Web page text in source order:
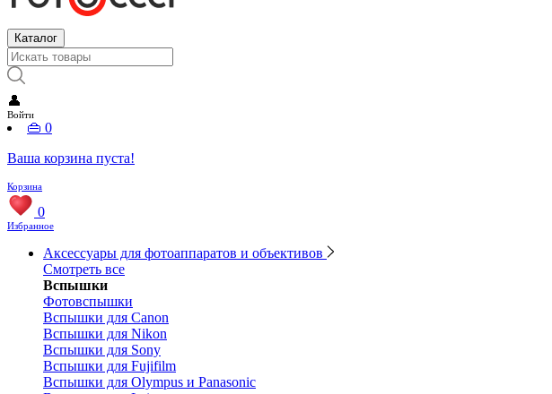
Каталог
👤
Войти
👜 0
Ваша корзина пуста!
Корзина
0
Избранное
Аксессуары для фотоаппаратов и объективов
Смотреть все
Вспышки
Фотовспышки
Вспышки для Canon
Вспышки для Nikon
Вспышки для Sony
Вспышки для Fujifilm
Вспышки для Olympus и Panasonic